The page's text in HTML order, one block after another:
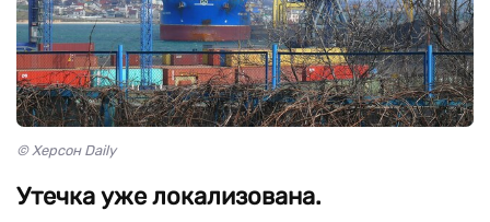
© Херсон Daily
Утечка уже локализована.